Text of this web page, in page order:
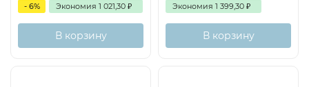
- 6% Экономия 1 021,30 ₽
В корзину
Экономия 1 399,30 ₽
В корзину